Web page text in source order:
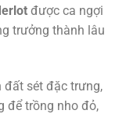
được ca ngợi
trưởng thành lâu
đất sét đặc trưng,
để trồng nho đỏ,